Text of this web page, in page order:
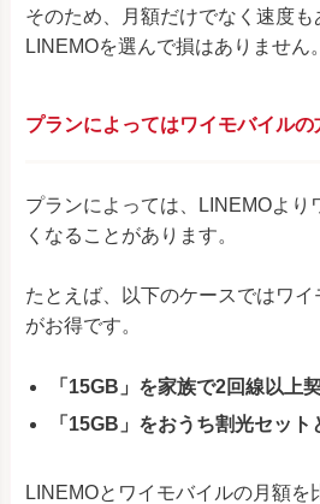
そのため、月額だけでなく速度
LINEMOを選んで損はありません。
プランによってはワイモバイルの
プランによっては、LINEMOより
くなることがあります。
たとえば、以下のケースではワ
がお得です。
「15GB」を家族で2回線以上
「15GB」をおうち割光セット
LINEMOとワイモバイルの月額を